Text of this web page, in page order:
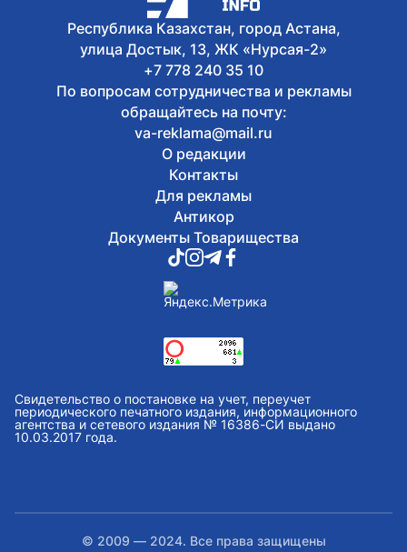
Республика Казахстан, город Астана,
улица Достык, 13, ЖК «Нурсая-2»
+7 778 240 35 10
По вопросам сотрудничества и рекламы
обращайтесь на почту:
va-reklama@mail.ru
О редакции
Контакты
Для рекламы
Антикор
Документы Товарищества
Свидетельство о постановке на учет, переучет
периодического печатного издания, информационного
агентства и сетевого издания № 16386-СИ выдано
10.03.2017 года.
© 2009 — 2024. Все права защищены